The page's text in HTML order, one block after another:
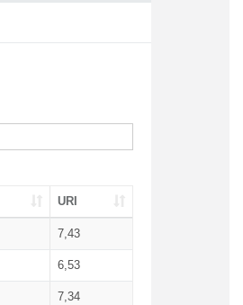
URI
7,43
6,53
7,34